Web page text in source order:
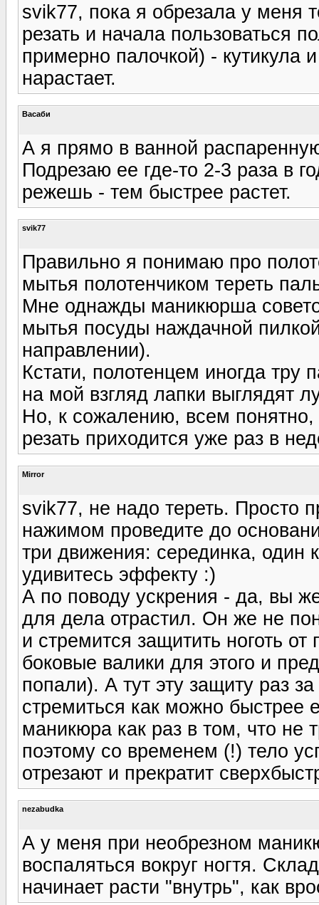
svik77, пока я обрезала у меня
резать и начала пользоваться
примерно палочкой) - кутикула
нарастает.
Васаби
А я прямо в ванной
Подрезаю ее где-то 2-3 раза в
режешь - тем быстрее растет.
svik77
Правильно я понимаю про
мытья полотенчиком тереть
Мне однажды маникюрша
мытья посуды наждачной
направлении).
Кстати, полотенцем иногда тру
на мой взгляд лапки выглядят
Но, к сожалению, всем
резать приходится уже раз в
Mirror
svik77, не надо тереть. Просто
нажимом проведите до
три движения: серединка, один
удивитесь эффекту :)
А по поводу ускрения - да, вы
для дела отрастил. Он же не
и стремится защитить ноготь
боковые валики для этого и
попали). А тут эту защиту раз
стремиться как можно быстрее
маникюра как раз в том, что не
поэтому со временем (!) тело
отрезают и прекратит
nezabudka
А у меня при необрезном
воспаляться вокруг ногтя.
начинает расти "внутрь", как